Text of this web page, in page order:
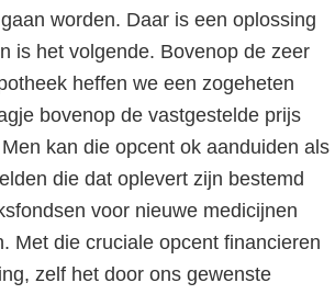
worden. Daar is een oplossing
is het volgende. Bovenop de zeer
heffen we een zogeheten
bovenop de vastgestelde prijs
kan die opcent ok aanduiden als
die dat oplevert zijn bestemd
voor nieuwe medicijnen
Met die cruciale opcent financieren
zelf het door ons gewenste